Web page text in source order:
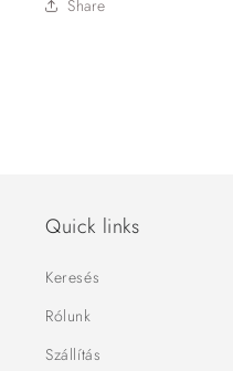
Share
Quick links
Keresés
Rólunk
Szállítás